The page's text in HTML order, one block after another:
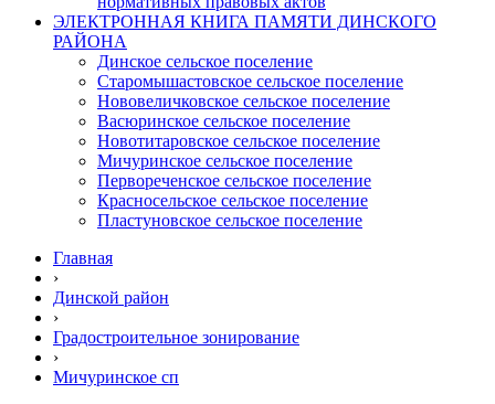
ЭЛЕКТРОННАЯ КНИГА ПАМЯТИ ДИНСКОГО
РАЙОНА
Динское сельское поселение
Старомышастовское сельское поселение
Нововеличковское сельское поселение
Васюринское сельское поселение
Новотитаровское сельское поселение
Мичуринское сельское поселение
Первореченское сельское поселение
Красносельское сельское поселение
Пластуновское сельское поселение
Главная
›
Динской район
›
Градостроительное зонирование
›
Мичуринское сп